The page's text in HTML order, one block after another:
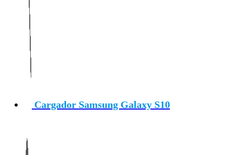
Cargador Samsung Galaxy S10